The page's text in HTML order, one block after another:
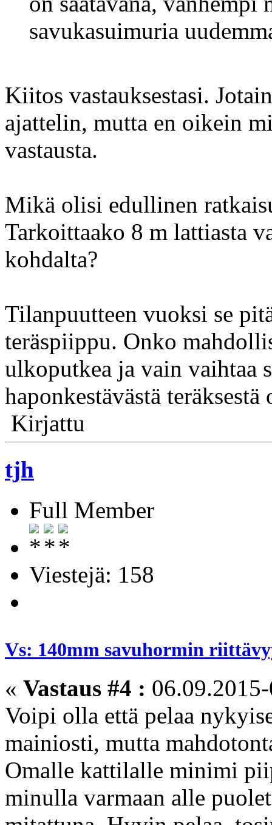
savukasuimuria
Kiitos vastauksestasi.
ajattelin, mutta en oikein
vastausta.
Mikä olisi edullinen
Tarkoittaako 8 m lattiasta
kohdalta?
Tilanpuutteen vuoksi se
teräspiippu. Onko
ulkoputkea ja vain vaihtaa
haponkestävästä
Kirjattu
tjh
Full Member
Viestejä: 158
Vs: 140mm savuhormin
« Vastaus #4 :
Voipi olla että pelaa
mainiosti, mutta
Omalle kattilalle minimi
minulla varmaan alle